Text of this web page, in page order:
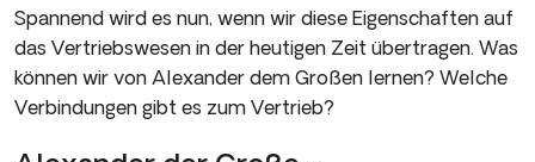
Spannend wird es nun, wenn wir diese Eigenschaften auf
das Vertriebswesen in der heutigen Zeit übertragen. Was
können wir von Alexander dem Großen lernen? Welche
Verbindungen gibt es zum Vertrieb?